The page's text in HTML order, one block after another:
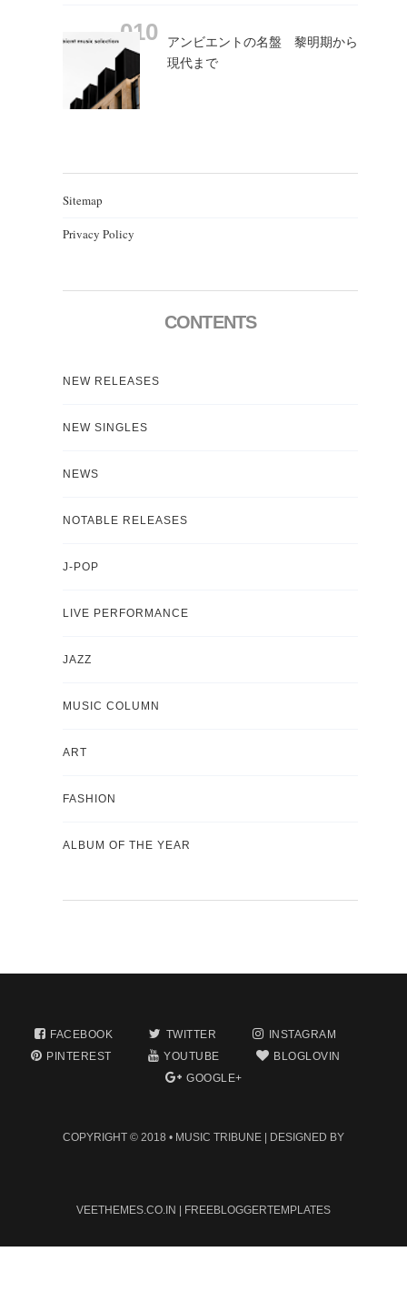
アンビエントの名盤 黎明期から
現代まで
Sitemap
Privacy Policy
CONTENTS
NEW RELEASES
NEW SINGLES
NEWS
NOTABLE RELEASES
J-POP
LIVE PERFORMANCE
JAZZ
MUSIC COLUMN
ART
FASHION
ALBUM OF THE YEAR
FACEBOOK TWITTER
INSTAGRAM
PINTEREST
YOUTUBE
BLOGLOVIN
GOOGLE+
COPYRIGHT © 2018 • MUSIC TRIBUNE | DESIGNED BY
VEETHEMES.CO.IN | FREEBLOGGERTEMPLATES